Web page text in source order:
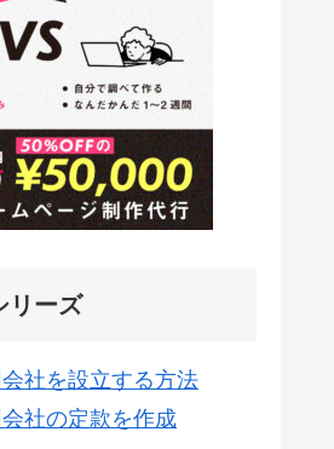
リーズ
社を設立する方法
社の定款を作成